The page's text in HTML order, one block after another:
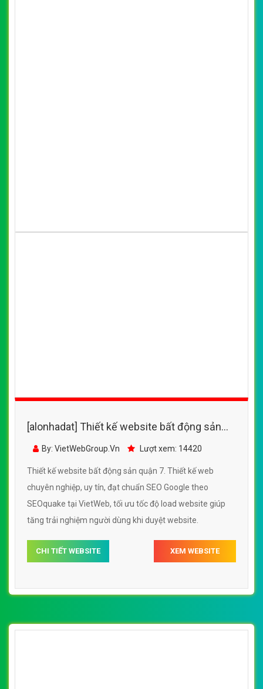
[alonhadat] Thiết kế website bất động sản
quận 7 đẹp, chuyên nghiệp chuẩn SEO
By: VietWebGroup.Vn Lượt xem: 14420
Thiết kế website bất động sản quận 7. Thiết kế web
chuyên nghiệp, uy tín, đạt chuẩn SEO Google theo
SEOquake tại VietWeb, tối ưu tốc độ load website giúp
tăng trải nghiệm người dùng khi duyệt website.
CHI TIẾT WEBSITE XEM WEBSITE